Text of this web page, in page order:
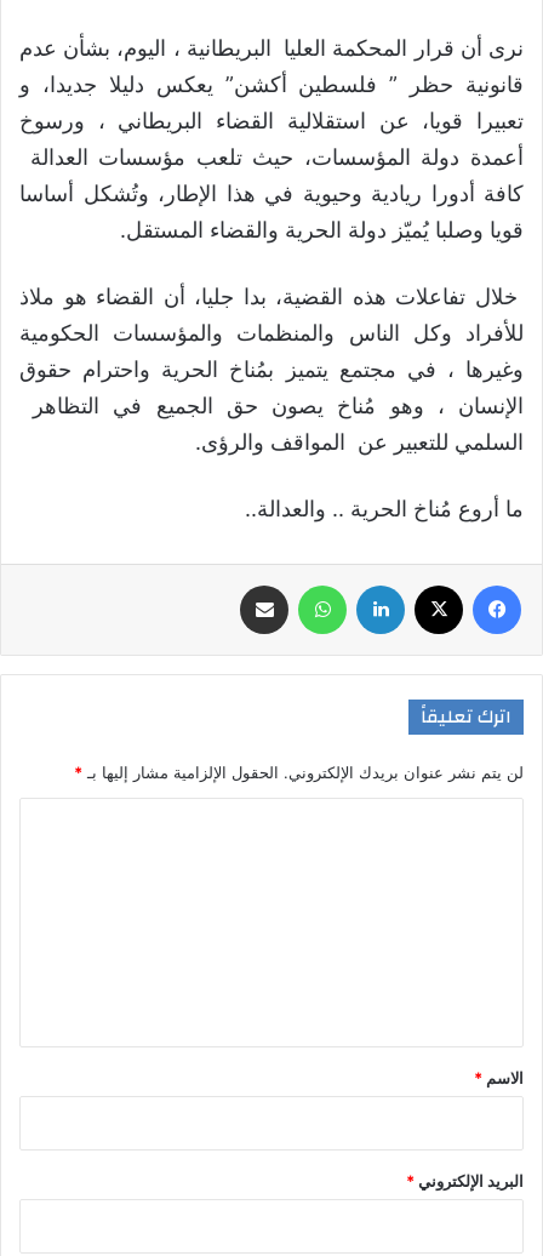
نرى أن قرار المحكمة العليا البريطانية ، اليوم، بشأن عدم
قانونية حظر ” فلسطين أكشن” يعكس دليلا جديدا، و
تعبيرا قويا، عن استقلالية القضاء البريطاني ، ورسوخ
أعمدة دولة المؤسسات، حيث تلعب مؤسسات العدالة
كافة أدورا ريادية وحيوية في هذا الإطار، وتُشكل أساسا
قويا وصلبا يُميّز دولة الحرية والقضاء المستقل.
خلال تفاعلات هذه القضية، بدا جليا، أن القضاء هو ملاذ
للأفراد وكل الناس والمنظمات والمؤسسات الحكومية
وغيرها ، في مجتمع يتميز بمُناخ الحرية واحترام حقوق
الإنسان ، وهو مُناخ يصون حق الجميع في التظاهر
السلمي للتعبير عن المواقف والرؤى.
ما أروع مُناخ الحرية .. والعدالة..
اترك تعليقاً
لن يتم نشر عنوان بريدك الإلكتروني. الحقول الإلزامية مشار إليها بـ*
*
الاسم *
البريد الإلكتروني*